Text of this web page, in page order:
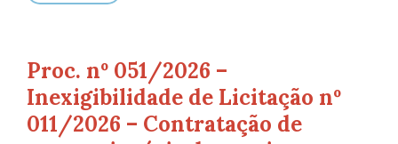
Proc. nº 051/2026 –
Inexigibilidade de Licitação nº
011/2026 – Contratação de